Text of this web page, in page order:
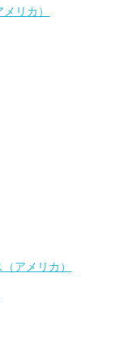
リカ）
アメリカ）